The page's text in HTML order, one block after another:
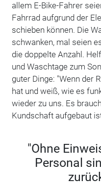
allem E-Bike-Fahrer
Fahrrad aufgrund der
schieben können. Die
schwanken, mal seien
die doppelte Anzahl.
und Waschtage zum
guter Dinge: "Wenn der
hat und weiß, wie es
wieder zu uns. Es
Kundschaft aufgebaut
"Ohne
Personal